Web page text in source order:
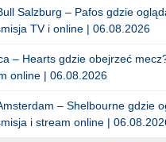
Salzburg – Pafos gdzie
TV i online | 06.08.2026
– Hearts gdzie obejrzeć
online | 06.08.2026
– Shelbourne gdzie
i stream online |